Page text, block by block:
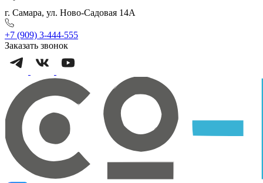
г. Самара, ул. Ново-Садовая 14А
+7 (909) 3-444-555
Заказать звонок